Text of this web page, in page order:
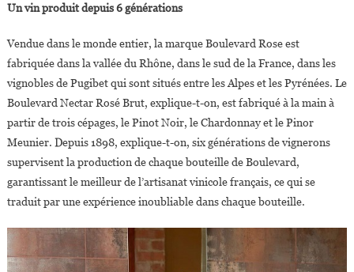
Un vin produit depuis 6 générations
Vendue dans le monde entier, la marque Boulevard Rose est
fabriquée dans la vallée du Rhône, dans le sud de la France, dans les
vignobles de Pugibet qui sont situés entre les Alpes et les Pyrénées. Le
Boulevard Nectar Rosé Brut, explique-t-on, est fabriqué à la main à
partir de trois cépages, le Pinot Noir, le Chardonnay et le Pinor
Meunier. Depuis 1898, explique-t-on, six générations de vignerons
supervisent la production de chaque bouteille de Boulevard,
garantissant le meilleur de l’artisanat vinicole français, ce qui se
traduit par une expérience inoubliable dans chaque bouteille.